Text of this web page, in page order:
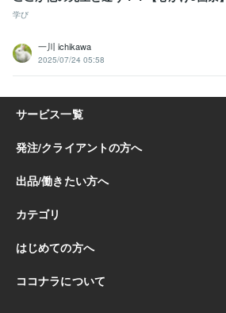
学び
一川 ichikawa
2025/07/24 05:58